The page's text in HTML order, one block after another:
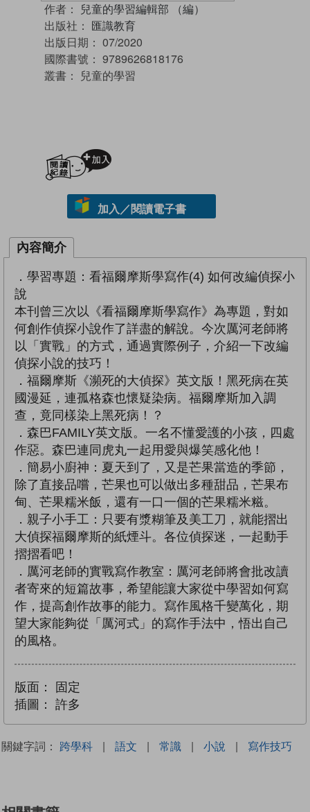
作者： 兒童的學習編輯部 （編）
出版社： 匯識教育
出版日期： 07/2020
國際書號： 9789626818176
叢書： 兒童的學習
加入／閱讀電子書
內容簡介
．學習專題：看福爾摩斯學寫作(4) 如何改編偵探小
說
本刊曾三次以《看福爾摩斯學寫作》為專題，對如
何創作偵探小說作了詳盡的解說。今次厲河老師將
以「實戰」的方式，通過實際例子，介紹一下改編
偵探小說的技巧！
．福爾摩斯《瀕死的大偵探》英文版！黑死病在英
國漫延，連孤格森也懷疑染病。福爾摩斯加入調
查，竟同樣染上黑死病！？
．森巴FAMILY英文版。一名不懂愛護的小孩，四處
作惡。森巴連同虎丸一起用愛與爆笑感化他！
．簡易小廚神：夏天到了，又是芒果當造的季節，
除了直接品嚐，芒果也可以做出多種甜品，芒果布
甸、芒果糯米飯，還有一口一個的芒果糯米糍。
．親子小手工：只要有漿糊筆及美工刀，就能摺出
大偵探福爾摩斯的紙煙斗。各位偵探迷，一起動手
摺摺看吧！
．厲河老師的實戰寫作教室：厲河老師將會批改讀
者寄來的短篇故事，希望能讓大家從中學習如何寫
作，提高創作故事的能力。寫作風格千變萬化，期
望大家能夠從「厲河式」的寫作手法中，悟出自己
的風格。
版面：
固定
插圖：
許多
關鍵字詞： 跨學科 | 語文 | 常識 | 小說 | 寫作技巧